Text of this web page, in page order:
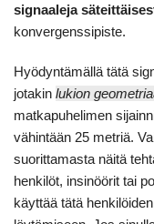
signaaleja
konvergenssipiste.
Hyödyntämällä tätä
jotakin lukion
matkapuhelimen
vähintään 25 metriä.
suorittamasta näitä
henkilöt, insinöörit tai
käyttää tätä